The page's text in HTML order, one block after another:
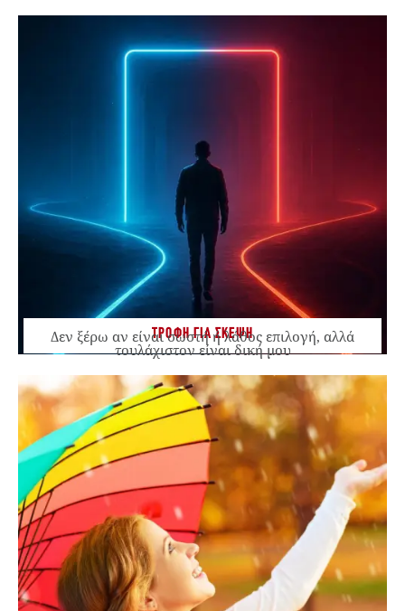
ΤΡΟΦΗ ΓΙΑ ΣΚΕΨΗ
Δεν ξέρω αν είναι σωστή ή λάθος επιλογή, αλλά
τουλάχιστον είναι δική μου